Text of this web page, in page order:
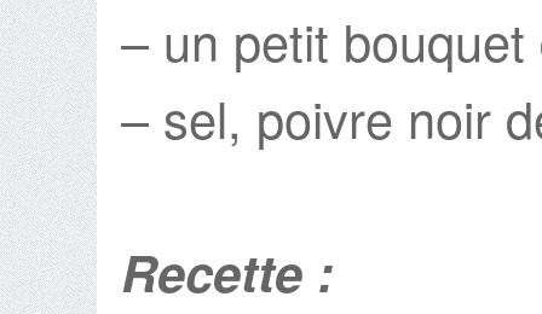
– un petit
– sel, poivre noir
Recette :